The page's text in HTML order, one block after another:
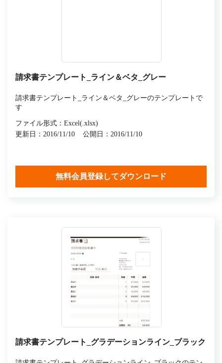
請求書テンプレート_ライン＆ベタ_グレー
請求書テンプレート_ライン＆ベタ_グレーのテンプレートで
す
ファイル形式：Excel(.xlsx)
更新日：2016/11/10
公開日：2016/11/10
無料会員登録してダウンロード
請求書テンプレート_グラデーションライン_ブラック